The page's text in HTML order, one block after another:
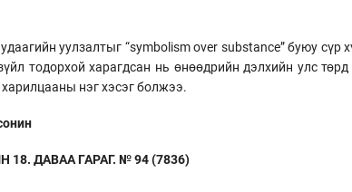
уулзалтыг “symbolism over substance” буюу сүр
тодорхой харагдсан нь өнөөдрийн дэлхийн улс
нэг хэсэг болжээ.
ДАВАА ГАРАГ. № 94 (7836)